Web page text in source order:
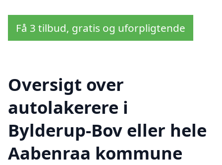
Få 3 tilbud, gratis og uforpligtende
Oversigt over
autolakerere i
Bylderup-Bov eller hele
Aabenraa kommune